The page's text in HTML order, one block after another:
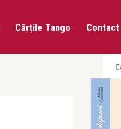
Cărțile Tango Contact